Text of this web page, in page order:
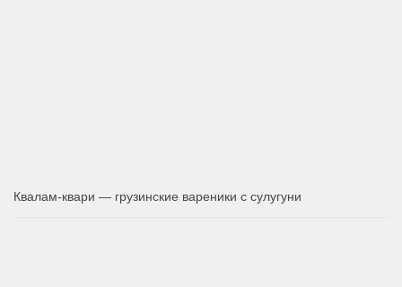
Квалам-квари — грузинские вареники с сулугуни